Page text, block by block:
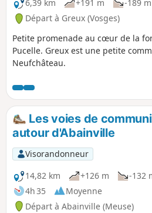
6,39 km +191 m -189 m
Départ à Greux (Vosges)
Petite promenade au cœur de la
Pucelle. Greux est une petite
Neufchâteau.
Les voies de
autour d'Abainville
Visorandonneur
14,82 km
+126 m
-132
4h 35
Moyenne
Départ à Abainville (Meuse)